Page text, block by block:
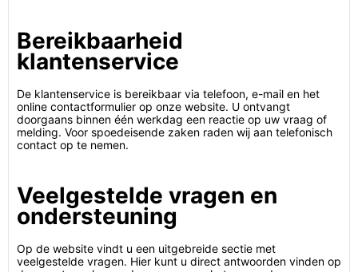
Bereikbaarheid
klantenservice
De klantenservice is bereikbaar via telefoon, e-mail en het
online contactformulier op onze website. U ontvangt
doorgaans binnen één werkdag een reactie op uw vraag of
melding. Voor spoedeisende zaken raden wij aan telefonisch
contact op te nemen.
Veelgestelde vragen en
ondersteuning
Op de website vindt u een uitgebreide sectie met
veelgestelde vragen. Hier kunt u direct antwoorden vinden op